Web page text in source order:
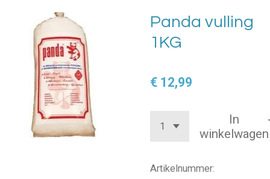
Panda vulling
1KG
€ 12,99
In
winkelwagen
Artikelnummer: